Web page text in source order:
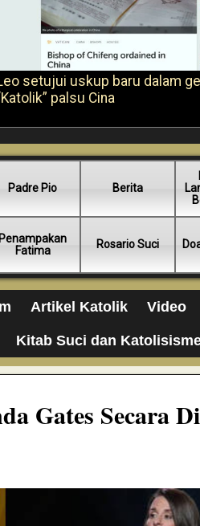
setujui uskup baru dalam
palsu Cina
Padre Pio Berita
Penampakan
Fatima
Rosario Suci
Artikel Katolik Video
Kitab Suci dan
Gates Secara